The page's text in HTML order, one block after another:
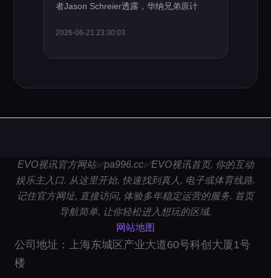
者Jason Schreier透露，华纳兄弟原计
2026-06-21 23:30:03
EVO视讯官方网站✅pa996.cc✅EVO视讯首页, 你的互动
娱乐主入口. 从这里开始, 快速找到真人, 电子或体育线路.
记住官方网址, 直接访问, 体验多年稳定运营的服务. 首页
导航简单, 让你轻松进入想玩的区域.
网站地图
公司地址：上海东城区产业大道60号科创大厦1号
楼